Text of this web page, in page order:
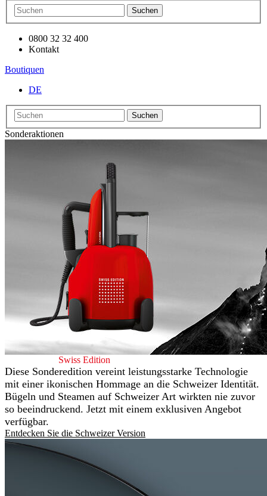
Suchen
0800 32 32 400
Kontakt
Boutiquen
DE
Suchen
Sonderaktionen
Swiss Edition
Diese Sonderedition vereint leistungsstarke Technologie
mit einer ikonischen Hommage an die Schweizer Identität.
Bügeln und Steamen auf Schweizer Art wirkten nie zuvor
so beeindruckend. Jetzt mit einem exklusiven Angebot
verfügbar.
Entdecken Sie die Schweizer Version